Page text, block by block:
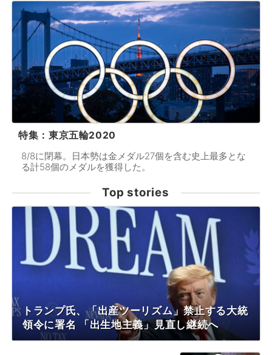
特集：東京五輪2020
8/8に閉幕。日本勢は金メダル27個を含む史上最多とな
る計58個のメダルを獲得した。
Top stories
トランプ氏、「出産ツーリズム」禁止する大統
領令に署名 「出生地主義」見直し継続へ